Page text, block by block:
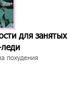
для занятых
похудения